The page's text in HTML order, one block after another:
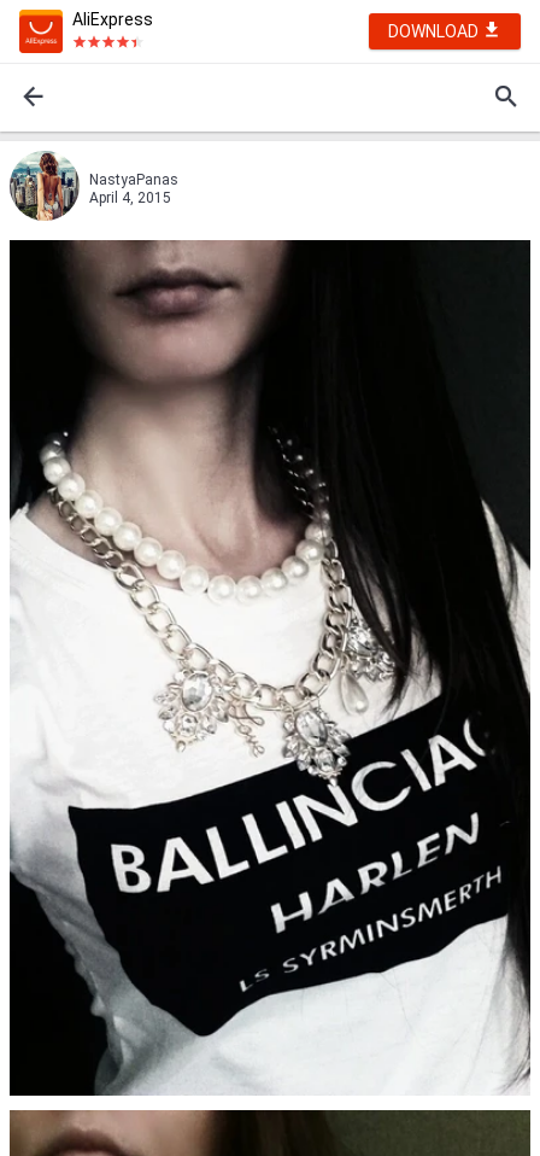
AliExpress
DOWNLOAD
NastyaPanas
April 4, 2015